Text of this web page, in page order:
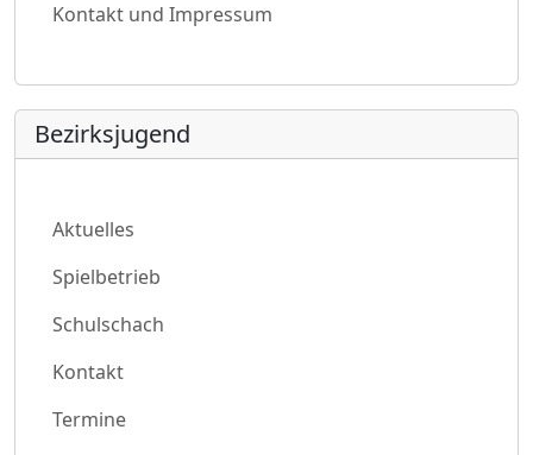
Kontakt und Impressum
Bezirksjugend
Aktuelles
Spielbetrieb
Schulschach
Kontakt
Termine